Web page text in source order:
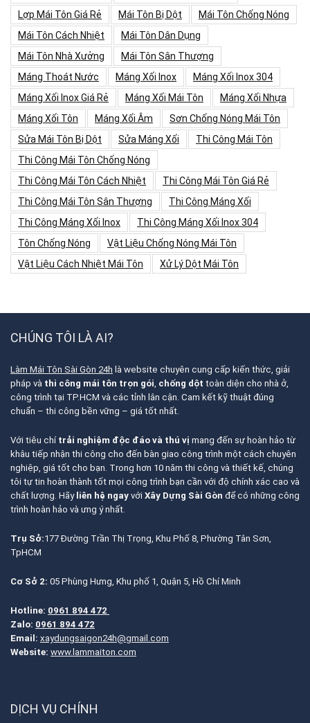
Lợp Mái Tôn Giá Rẻ
Mái Tôn Bị Dột
Mái Tôn Chống Nóng
Mái Tôn Cách Nhiệt
Mái Tôn Dân Dụng
Mái Tôn Nhà Xưởng
Mái Tôn Sân Thượng
Máng Thoát Nước
Máng Xối Inox
Máng Xối Inox 304
Máng Xối Inox Giá Rẻ
Máng Xối Mái Tôn
Máng Xối Nhựa
Máng Xối Tôn
Máng Xối Âm
Sơn Chống Nóng Mái Tôn
Sửa Mái Tôn Bị Dột
Sửa Máng Xối
Thi Công Mái Tôn
Thi Công Mái Tôn Chống Nóng
Thi Công Mái Tôn Cách Nhiệt
Thi Công Mái Tôn Giá Rẻ
Thi Công Mái Tôn Sân Thượng
Thi Công Máng Xối
Thi Công Máng Xối Inox
Thi Công Máng Xối Inox 304
Tôn Chống Nóng
Vật Liệu Chống Nóng Mái Tôn
Vật Liệu Cách Nhiệt Mái Tôn
Xử Lý Dột Mái Tôn
CHÚNG TÔI LÀ AI?
Làm Mái Tôn Sài Gòn 24h là website chuyên cung cấp kiến thức, giải
pháp và thi công mái tôn trọn gói, chống dột toàn diện cho nhà ở,
công trình tại TP.HCM và các tỉnh lân cận. Cam kết kỹ thuật đúng
chuẩn – thi công bền vững – giá tốt nhất.
Với tiêu chí trải nghiệm độc đáo và thú vị mang đến sự hoàn hảo từ
khâu tiếp nhận thi công cho đến bàn giao công trình một cách chuyên
nghiệp, giá tốt cho bạn. Trong hơn 10 năm thi công và thiết kế, chúng
tôi tự tin hoàn thành tốt mọi công trình bạn cần với độ chính xác cao và
chất lượng. Hãy liên hệ ngay với Xây Dựng Sài Gòn để có những công
trình hoàn hảo và ưng ý nhất.
Trụ Sở:177 Đường Trần Thị Trọng, Khu Phố 8, Phường Tân Sơn,
TpHCM
Cơ Sở 2: 05 Phùng Hưng, Khu phố 1, Quận 5, Hồ Chí Minh
Hotline: 0961 894 472
Zalo: 0961 894 472
Email: xaydungsaigon24h@gmail.com
Website: www.lammaiton.com
DỊCH VỤ CHÍNH